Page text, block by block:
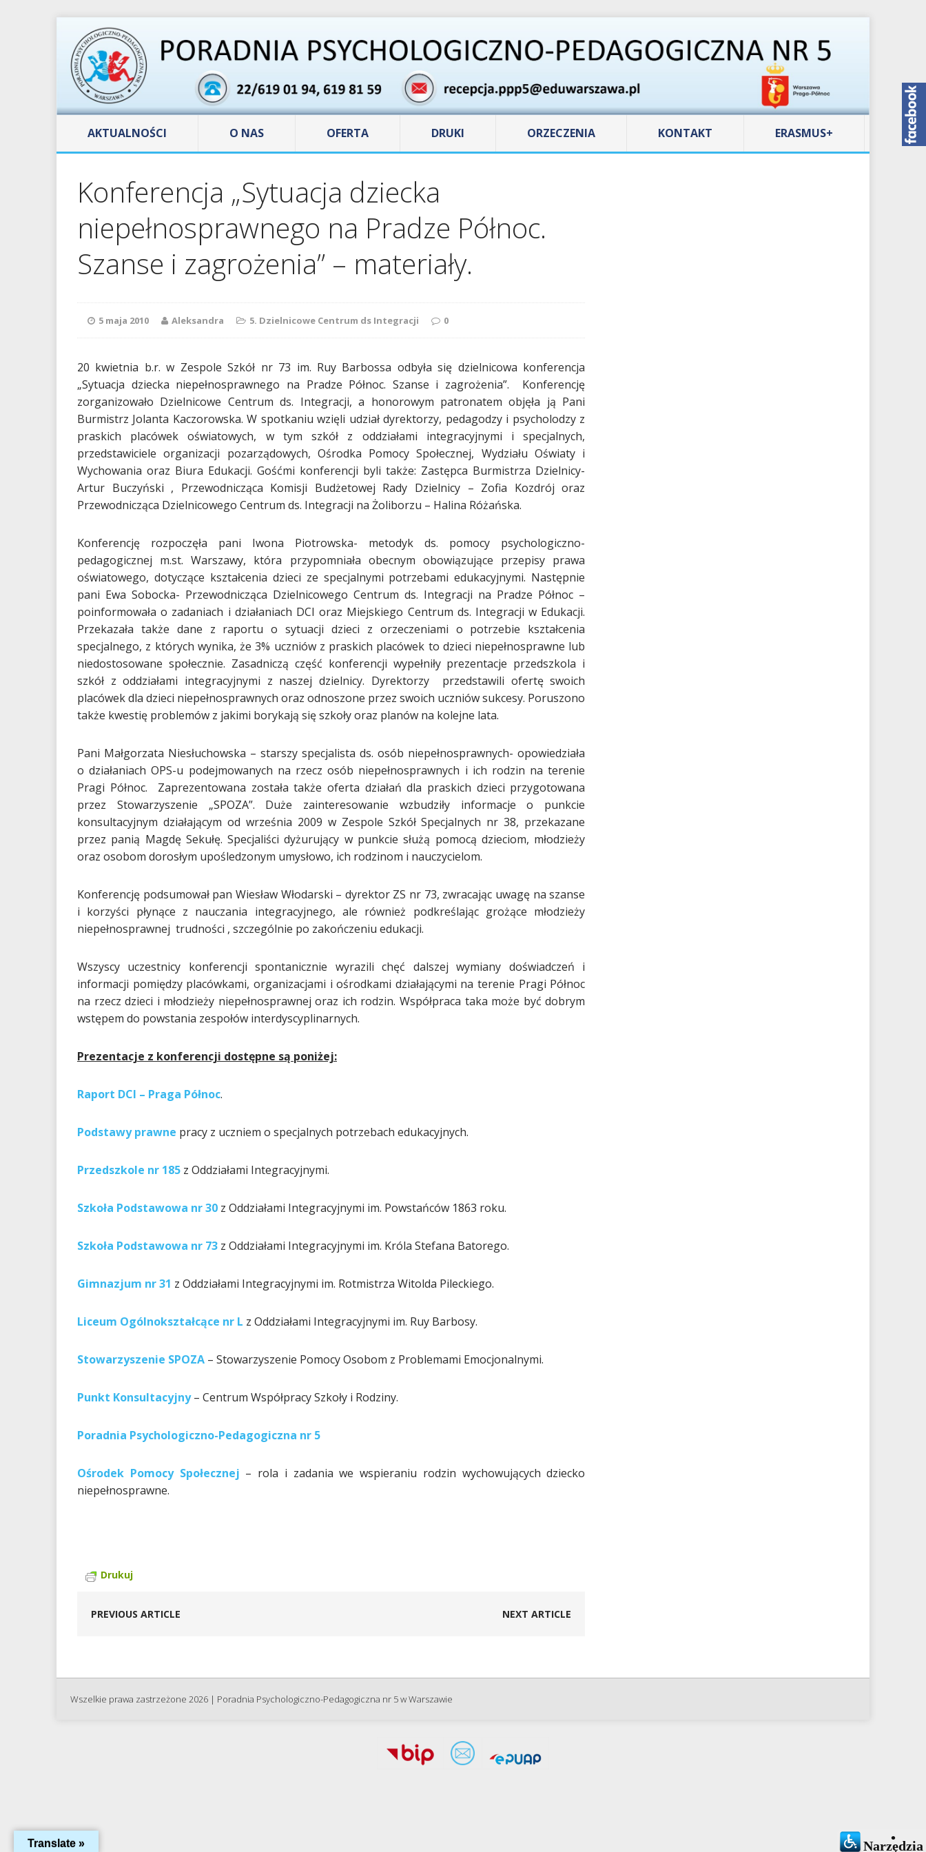
AKTUALNOŚCI O NAS OFERTA DRUKI ORZECZENIA KONTAKT ERASMUS+
Konferencja „Sytuacja dziecka
niepełnosprawnego na Pradze Północ.
Szanse i zagrożenia” – materiały.
5 maja 2010 Aleksandra 5. Dzielnicowe Centrum ds Integracji 0
20 kwietnia b.r. w Zespole Szkół nr 73 im. Ruy Barbossa odbyła się dzielnicowa konferencja
„Sytuacja dziecka niepełnosprawnego na Pradze Północ. Szanse i zagrożenia”. Konferencję
zorganizowało Dzielnicowe Centrum ds. Integracji, a honorowym patronatem objęła ją Pani
Burmistrz Jolanta Kaczorowska. W spotkaniu wzięli udział dyrektorzy, pedagodzy i psycholodzy z
praskich placówek oświatowych, w tym szkół z oddziałami integracyjnymi i specjalnych,
przedstawiciele organizacji pozarządowych, Ośrodka Pomocy Społecznej, Wydziału Oświaty i
Wychowania oraz Biura Edukacji. Gośćmi konferencji byli także: Zastępca Burmistrza Dzielnicy-
Artur Buczyński , Przewodnicząca Komisji Budżetowej Rady Dzielnicy – Zofia Kozdrój oraz
Przewodnicząca Dzielnicowego Centrum ds. Integracji na Żoliborzu – Halina Różańska.
Konferencję rozpoczęła pani Iwona Piotrowska- metodyk ds. pomocy psychologiczno-
pedagogicznej m.st. Warszawy, która przypomniała obecnym obowiązujące przepisy prawa
oświatowego, dotyczące kształcenia dzieci ze specjalnymi potrzebami edukacyjnymi. Następnie
pani Ewa Sobocka- Przewodnicząca Dzielnicowego Centrum ds. Integracji na Pradze Północ –
poinformowała o zadaniach i działaniach DCI oraz Miejskiego Centrum ds. Integracji w Edukacji.
Przekazała także dane z raportu o sytuacji dzieci z orzeczeniami o potrzebie kształcenia
specjalnego, z których wynika, że 3% uczniów z praskich placówek to dzieci niepełnosprawne lub
niedostosowane społecznie. Zasadniczą część konferencji wypełniły prezentacje przedszkola i
szkół z oddziałami integracyjnymi z naszej dzielnicy. Dyrektorzy przedstawili ofertę swoich
placówek dla dzieci niepełnosprawnych oraz odnoszone przez swoich uczniów sukcesy. Poruszono
także kwestię problemów z jakimi borykają się szkoły oraz planów na kolejne lata.
Pani Małgorzata Niesłuchowska – starszy specjalista ds. osób niepełnosprawnych- opowiedziała
o działaniach OPS-u podejmowanych na rzecz osób niepełnosprawnych i ich rodzin na terenie
Pragi Północ. Zaprezentowana została także oferta działań dla praskich dzieci przygotowana
przez Stowarzyszenie „SPOZA”. Duże zainteresowanie wzbudziły informacje o punkcie
konsultacyjnym działającym od września 2009 w Zespole Szkół Specjalnych nr 38, przekazane
przez panią Magdę Sekułę. Specjaliści dyżurujący w punkcie służą pomocą dzieciom, młodzieży
oraz osobom dorosłym upośledzonym umysłowo, ich rodzinom i nauczycielom.
Konferencję podsumował pan Wiesław Włodarski – dyrektor ZS nr 73, zwracając uwagę na szanse
i korzyści płynące z nauczania integracyjnego, ale również podkreślając grożące młodzieży
niepełnosprawnej trudności , szczególnie po zakończeniu edukacji.
Wszyscy uczestnicy konferencji spontanicznie wyrazili chęć dalszej wymiany doświadczeń i
informacji pomiędzy placówkami, organizacjami i ośrodkami działającymi na terenie Pragi Północ
na rzecz dzieci i młodzieży niepełnosprawnej oraz ich rodzin. Współpraca taka może być dobrym
wstępem do powstania zespołów interdyscyplinarnych.
Prezentacje z konferencji dostępne są poniżej:
Raport DCI – Praga Północ.
Podstawy prawne pracy z uczniem o specjalnych potrzebach edukacyjnych.
Przedszkole nr 185 z Oddziałami Integracyjnymi.
Szkoła Podstawowa nr 30 z Oddziałami Integracyjnymi im. Powstańców 1863 roku.
Szkoła Podstawowa nr 73 z Oddziałami Integracyjnymi im. Króla Stefana Batorego.
Gimnazjum nr 31 z Oddziałami Integracyjnymi im. Rotmistrza Witolda Pileckiego.
Liceum Ogólnokształcące nr L z Oddziałami Integracyjnymi im. Ruy Barbosy.
Stowarzyszenie SPOZA – Stowarzyszenie Pomocy Osobom z Problemami Emocjonalnymi.
Punkt Konsultacyjny– Centrum Współpracy Szkoły i Rodziny.
Poradnia Psychologiczno-Pedagogiczna nr 5
Ośrodek Pomocy Społecznej – rola i zadania we wspieraniu rodzin wychowujących dziecko
niepełnosprawne.
Drukuj
PREVIOUS ARTICLE NEXT ARTICLE
Wszelkie prawa zastrzeżone 2026 | Poradnia Psychologiczno-Pedagogiczna nr 5 w Warszawie
Translate »